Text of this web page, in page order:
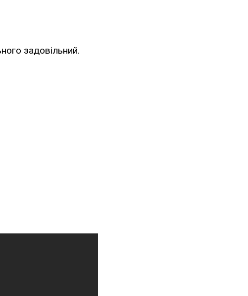
задовільний.